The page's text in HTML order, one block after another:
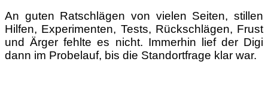
An guten Ratschlägen von vielen Seiten, stillen
Hilfen, Experimenten, Tests, Rückschlägen, Frust
und Ärger fehlte es nicht. Immerhin lief der Digi
dann im Probelauf, bis die Standortfrage klar war.